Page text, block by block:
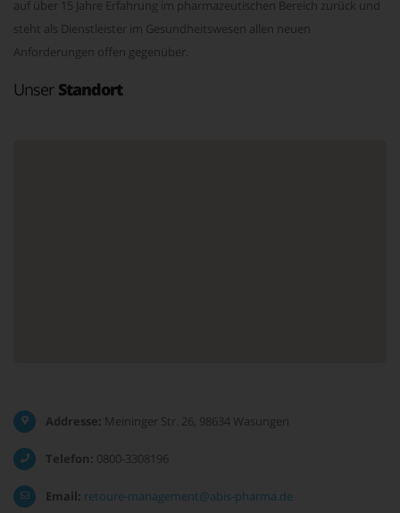
auf über 15 Jahre Erfahrung im pharmazeutischen Bereich zurück und
steht als Dienstleister im Gesundheitswesen allen neuen
Anforderungen offen gegenüber.
Unser Standort
Addresse: Meininger Str. 26, 98634 Wasungen
Telefon: 0800-3308196
Email: retoure-management@abis-pharma.de